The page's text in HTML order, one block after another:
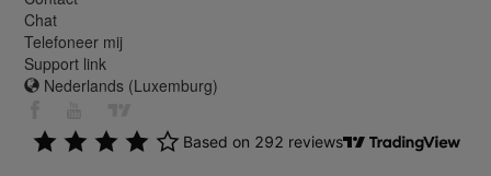
Chat
Telefoneer mij
Support link
Nederlands (Luxemburg)